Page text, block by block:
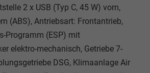
2 x USB (Typ C, 45 W) vorn,
(ABS), Antriebsart: Frontantrieb,
Programm (ESP) mit
elektro-mechanisch, Getriebe 7-
DSG, Klimaanlage Air